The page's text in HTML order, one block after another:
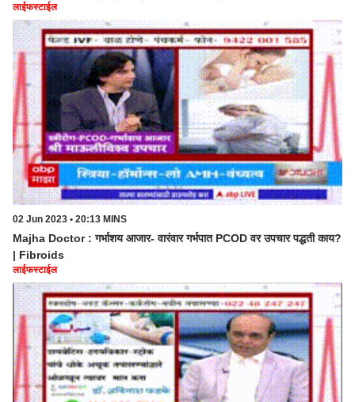
लाईफस्टाईल
02 Jun 2023 • 20:13 MINS
Majha Doctor : गर्भाशय आजार- वारंवार गर्भपात PCOD वर उपचार पद्धती काय?
| Fibroids
लाईफस्टाईल